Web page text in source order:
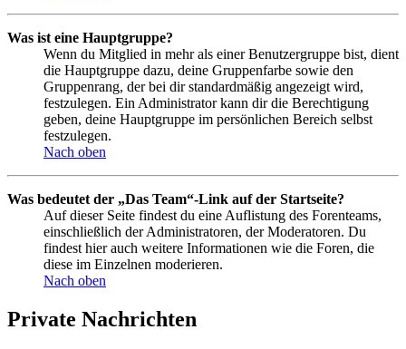
Was ist eine Hauptgruppe?
Wenn du Mitglied in mehr als einer Benutzergruppe bist, dient
die Hauptgruppe dazu, deine Gruppenfarbe sowie den
Gruppenrang, der bei dir standardmäßig angezeigt wird,
festzulegen. Ein Administrator kann dir die Berechtigung
geben, deine Hauptgruppe im persönlichen Bereich selbst
festzulegen.
Nach oben
Was bedeutet der „Das Team“-Link auf der Startseite?
Auf dieser Seite findest du eine Auflistung des Forenteams,
einschließlich der Administratoren, der Moderatoren. Du
findest hier auch weitere Informationen wie die Foren, die
diese im Einzelnen moderieren.
Nach oben
Private Nachrichten